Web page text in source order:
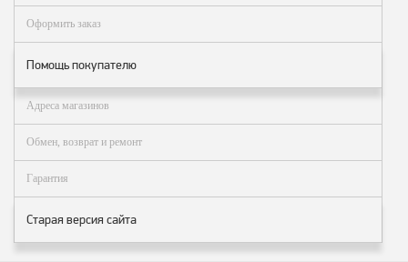
Оформить заказ
Помощь покупателю
Адреса магазинов
Обмен, возврат и ремонт
Гарантия
Старая версия сайта